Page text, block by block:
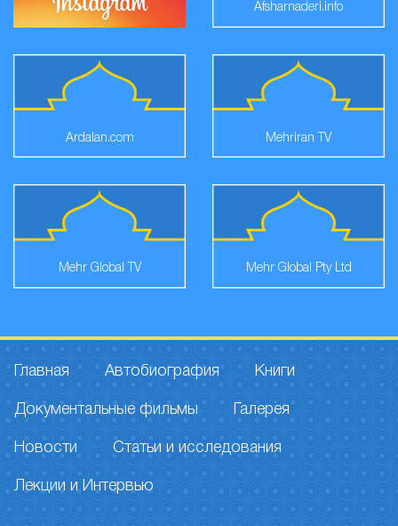
Afsharnaderi.info
Ardalan.com Mehriran TV
Mehr Global TV Mehr Global Pty Ltd
Главная Автобиография Книги
Документальные фильмы Галерея
Новости Статьи и исследования
Лекции и Интервью